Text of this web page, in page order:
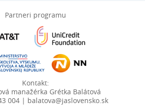
Partneri programu
Kontakt:
manažérka Grétka Balátová
004 | balatova@jaslovensko.sk